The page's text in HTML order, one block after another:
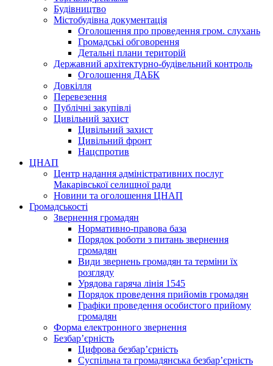
Будівництво
Містобудівна документація
Оголошення про проведення гром. слухань
Громадські обговорення
Детальні плани територій
Державний архітектурно-будівельний контроль
Оголошення ДАБК
Довкілля
Перевезення
Публічні закупівлі
Цивільний захист
Цивільний захист
Цивільний фронт
Нацспротив
ЦНАП
Центр надання адміністративних послуг
Макарівської селищної ради
Новини та оголошення ЦНАП
Громадськості
Звернення громадян
Нормативно-правова база
Порядок роботи з питань звернення
громадян
Види звернень громадян та терміни їх
розгляду
Урядова гаряча лінія 1545
Порядок проведення прийомів громадян
Графіки проведення особистого прийому
громадян
Форма електронного звернення
Безбар’єрність
Цифрова безбар’єрність
Суспільна та громадянська безбар’єрність